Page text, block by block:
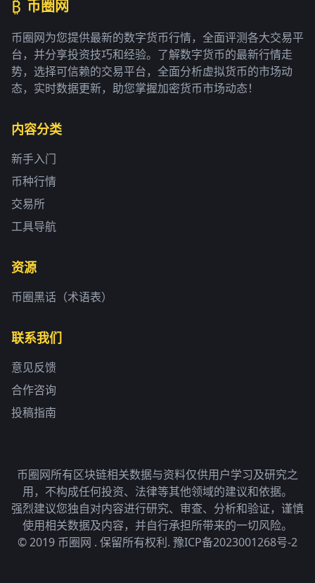
₿ 币圈网
币圈网为您提供最新的数字货币行情，全面评测各大交易平
台，并分享投资技巧和经验。了解数字货币的最新行情走
势，选择可信赖的交易平台，全面分析虚拟货币的市场动
态，实时数据更新，助您掌握加密货币市场动态！
内容分类
新手入门
币种行情
交易所
工具导航
资源
币圈黑话（术语表）
联系我们
意见反馈
合作咨询
投稿指南
币圈网所有区块链相关数据与资料仅供用户学习及研究之
用，不构成任何投资、法律等其他领域的建议和依据。
强烈建议您独自对内容进行研究、审查、分析和验证，谨慎
使用相关数据及内容，并自行承担所带来的一切风险。
© 2019 币圈网 . 保留所有权利. 豫ICP备2023001268号-2